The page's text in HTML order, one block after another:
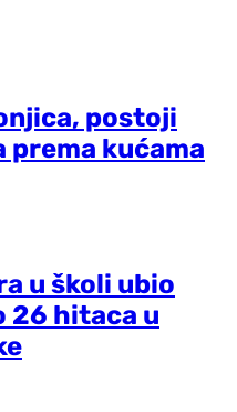
postoji
prema kućama
u školi ubio
26 hitaca u